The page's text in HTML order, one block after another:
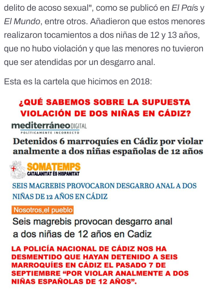
delito de acoso sexual", como se publicó en El País y
El Mundo, entre otros. Añadieron que estos menores
realizaron tocamientos a dos niñas de 12 y 13 años,
que no hubo violación y que las menores no tuvieron
que ser atendidas por un desgarro anal.
Esta es la cartela que hicimos en 2018: